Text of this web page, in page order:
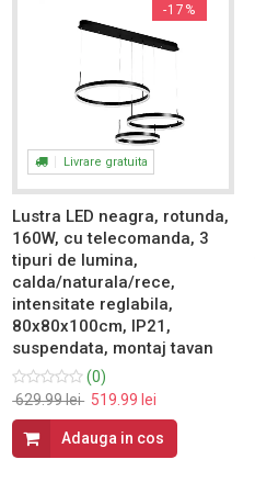
-17%
Livrare gratuita
Lustra LED neagra, rotunda,
160W, cu telecomanda, 3
tipuri de lumina,
calda/naturala/rece,
intensitate reglabila,
80x80x100cm, IP21,
suspendata, montaj tavan
(0)
629.99 lei 519.99 lei
Adauga in cos